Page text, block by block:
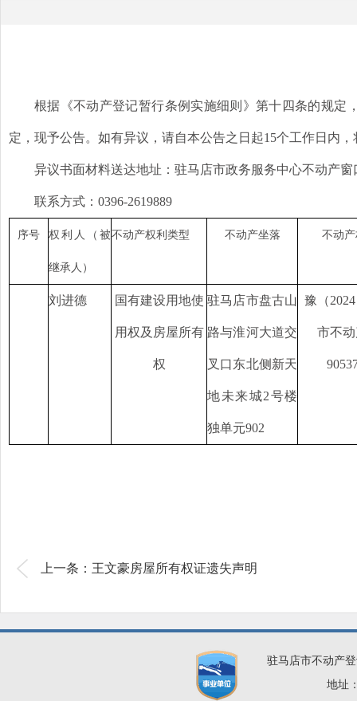
根据《不动产登记暂行条例实施细则》第十四条的规定
定，现予公告。如有异议，请自本公告之日起15个工作日内
异议书面材料送达地址：驻马店市政务服务中心不动产窗
联系方式： 0396-2619889
序号 权利人（被
继承人）
不动产权利类型 不动产坐落 不动
刘进德 国有建设用地使
用权及房屋所有
权
驻马店市盘古山
路与淮河大道交
叉口东北侧新天
地未来城2号楼
独单元902
豫（
市不
上一条：王文豪房屋所有权证遗失声明
驻马店市不动产
地址